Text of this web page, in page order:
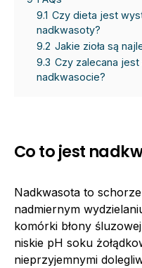
9.1 Czy dieta jest
nadkwasoty?
9.2 Jakie zioła są
9.3 Czy zalecana
nadkwasocie?
Co to jest
Nadkwasota to
nadmiernym
komórki błony
niskie pH soku
nieprzyjemnymi